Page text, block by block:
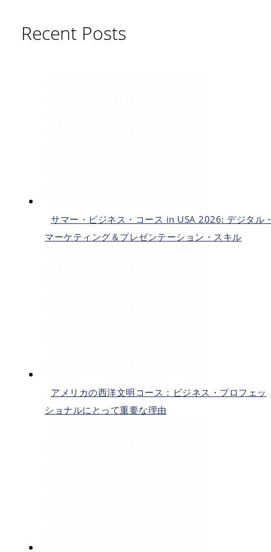
Recent Posts
サマー・ビジネス・コース in USA 2026: デジタル
マーケティング＆プレゼンテーション・スキル
アメリカの西洋文明コース：ビジネス・プロフェッ
ショナルにとって重要な理由